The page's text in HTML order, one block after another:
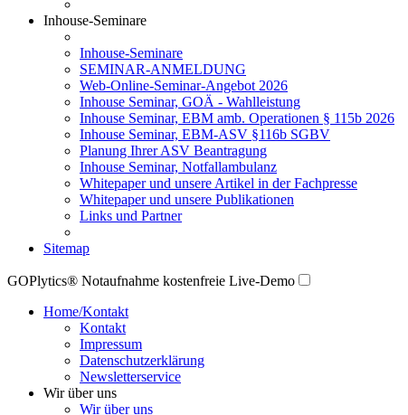
Inhouse-Seminare
Inhouse-Seminare
SEMINAR-ANMELDUNG
Web-Online-Seminar-Angebot 2026
Inhouse Seminar, GOÄ - Wahlleistung
Inhouse Seminar, EBM amb. Operationen § 115b 2026
Inhouse Seminar, EBM-ASV §116b SGBV
Planung Ihrer ASV Beantragung
Inhouse Seminar, Notfallambulanz
Whitepaper und unsere Artikel in der Fachpresse
Whitepaper und unsere Publikationen
Links und Partner
Sitemap
GOPlytics® Notaufnahme kostenfreie Live-Demo
Home/Kontakt
Kontakt
Impressum
Datenschutzerklärung
Newsletterservice
Wir über uns
Wir über uns